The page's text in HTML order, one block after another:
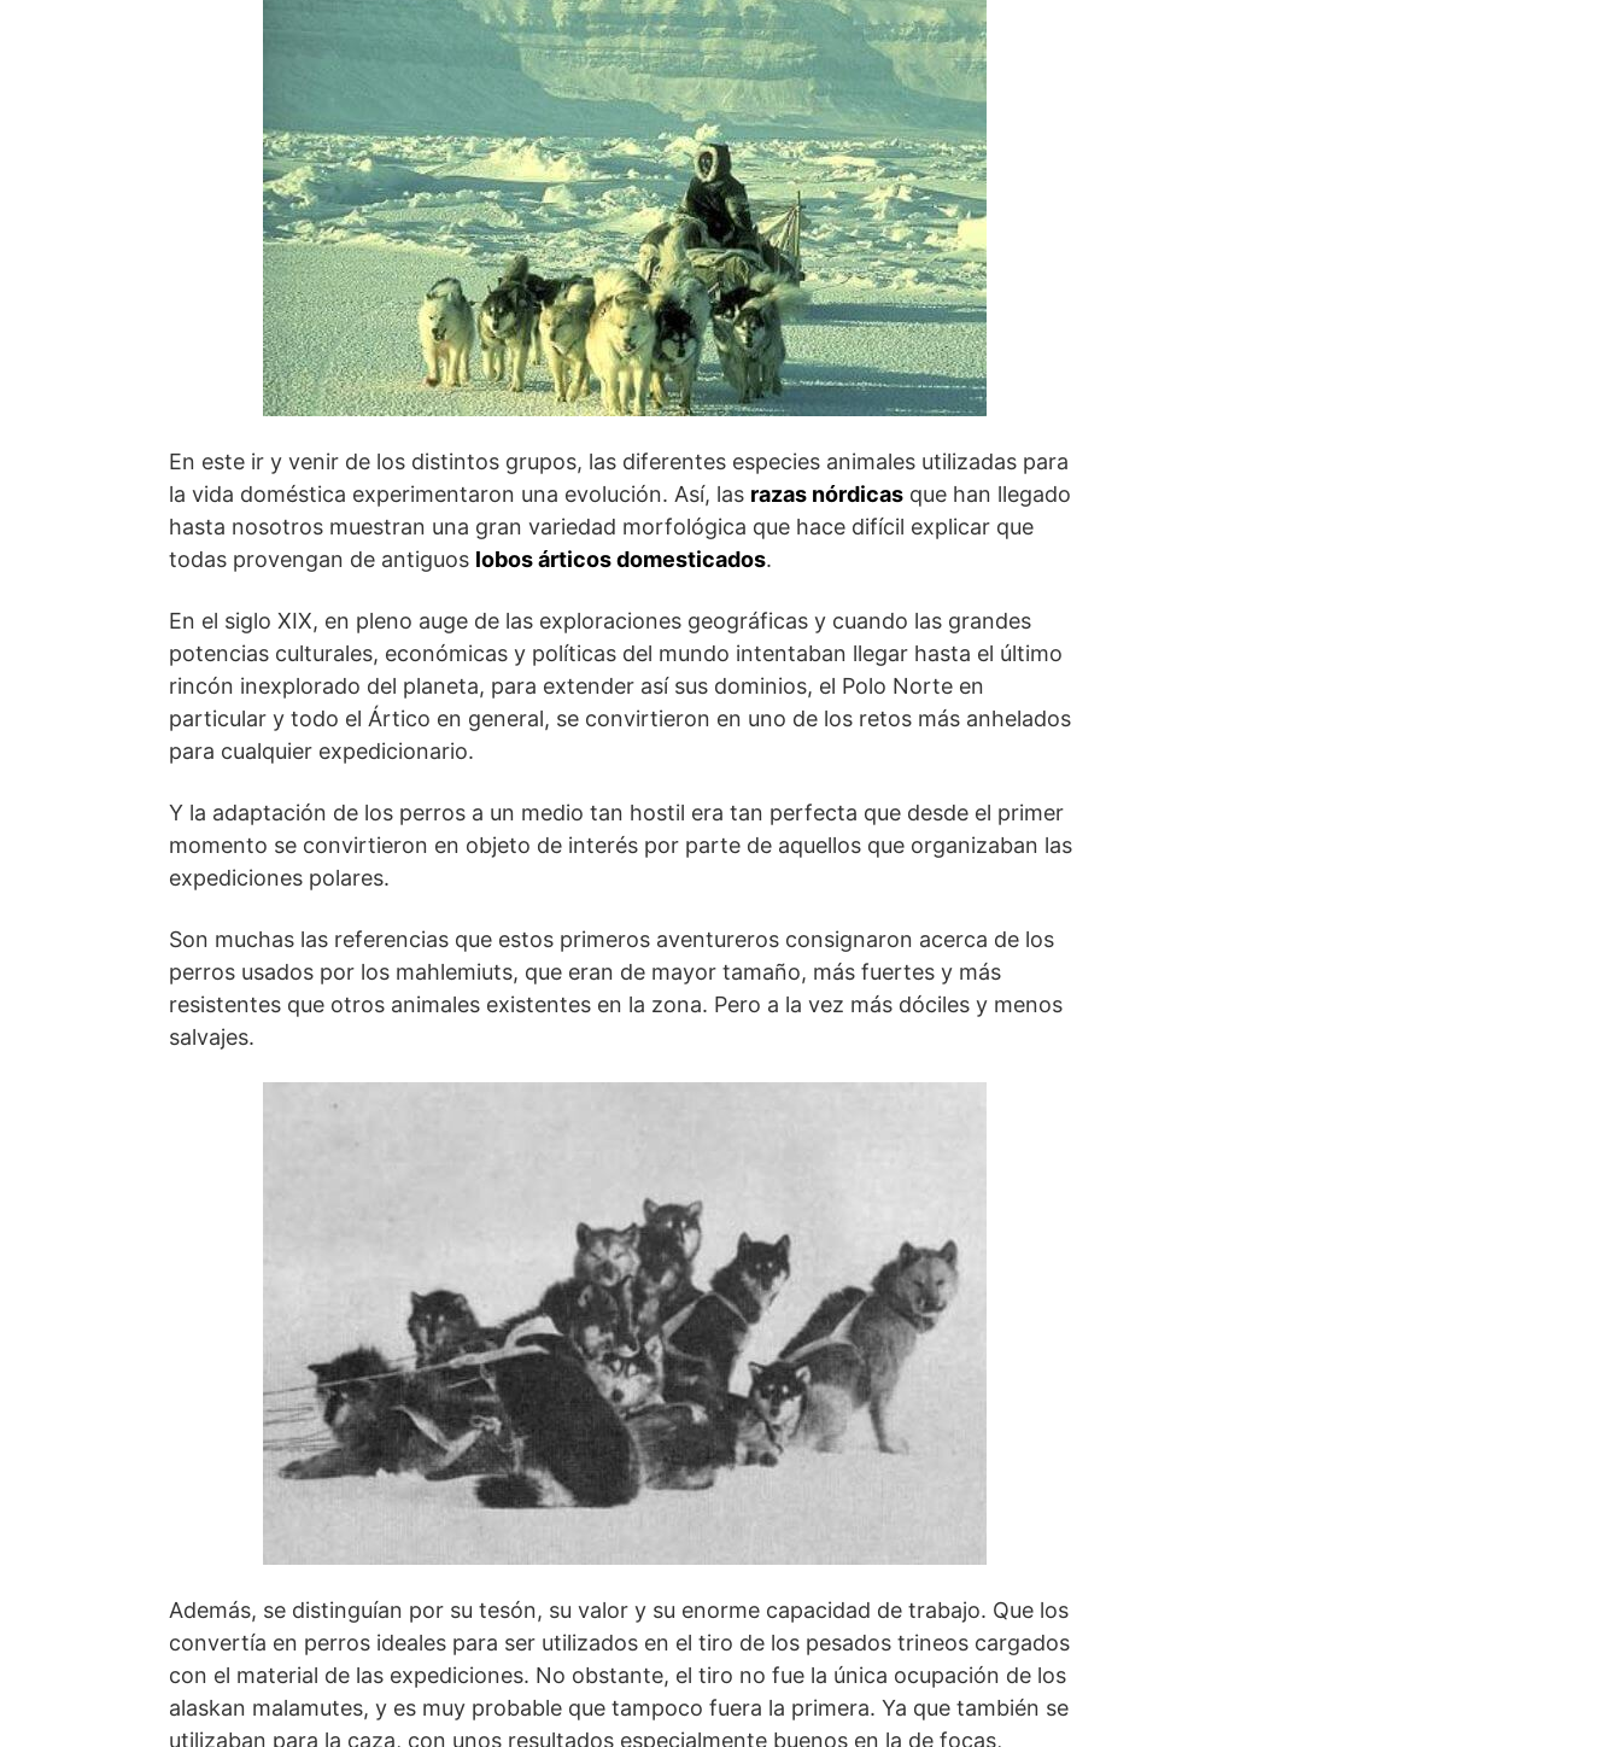
En este ir y venir de los distintos grupos, las diferentes especies animales utilizadas para
la vida doméstica experimentaron una evolución. Así, las razas nórdicas que han llegado
hasta nosotros muestran una gran variedad morfológica que hace difícil explicar que
todas provengan de antiguos lobos árticos domesticados.
En el siglo XIX, en pleno auge de las exploraciones geográficas y cuando las grandes
potencias culturales, económicas y políticas del mundo intentaban llegar hasta el último
rincón inexplorado del planeta, para extender así sus dominios, el Polo Norte en
particular y todo el Ártico en general, se convirtieron en uno de los retos más anhelados
para cualquier expedicionario.
Y la adaptación de los perros a un medio tan hostil era tan perfecta que desde el primer
momento se convirtieron en objeto de interés por parte de aquellos que organizaban las
expediciones polares.
Son muchas las referencias que estos primeros aventureros consignaron acerca de los
perros usados por los mahlemiuts, que eran de mayor tamaño, más fuertes y más
resistentes que otros animales existentes en la zona. Pero a la vez más dóciles y menos
salvajes.
Además, se distinguían por su tesón, su valor y su enorme capacidad de trabajo. Que los
convertía en perros ideales para ser utilizados en el tiro de los pesados trineos cargados
con el material de las expediciones. No obstante, el tiro no fue la única ocupación de los
alaskan malamutes, y es muy probable que tampoco fuera la primera. Ya que también se
utilizaban para la caza, con unos resultados especialmente buenos en la de focas,